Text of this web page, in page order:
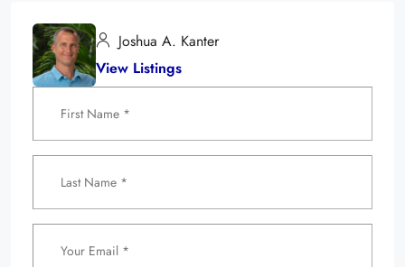
Joshua A. Kanter
View Listings